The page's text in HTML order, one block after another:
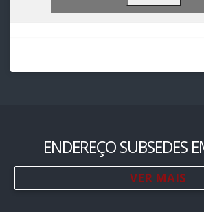
ENDEREÇO SUBSEDES
VER MAIS